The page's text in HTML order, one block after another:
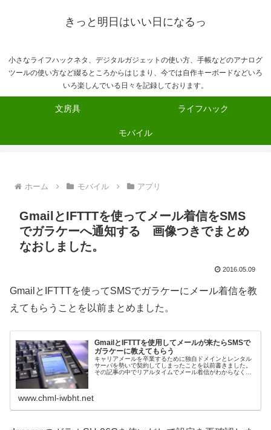
きっと明日はいい日になるっ
小さなライフハックネタ、デジタルガジェットの使い方、手帳などのアナログ
ツールの使い方など綴るところからはじまり、今では自作キーボードなどいろ
いろ楽しんでいる日々を記録しております。
文房具 ライフハック
モバイル
ホーム モバイル アプリ
GmailとIFTTTを使ってメール着信をSMS
でガラケーへ通知する 画像つきでまとめ
なおしました。
2016.05.09
GmailとIFTTTを使ってSMSでガラケーにメール着信を教
えてもらうことを以前まとめました。
GmailとIFTTTを使用してメールが来たらSMSで
ガラケーに教えてもらう
キャリアメールを卒業するために独自ドメインとレンタル
サーバを勢いで契約してしまったことを以前書きました。
その記事の中でリアルタイムでメール着信がわからなくて
www.chml-iwbht.net